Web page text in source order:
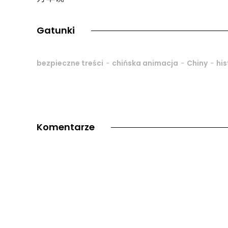
Gatunki
bezpieczne treści - chińska animacja - Chiny -
Komentarze